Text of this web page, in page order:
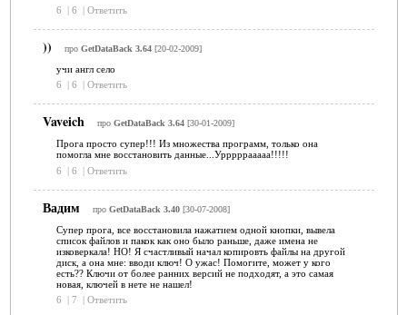
6
| 6 | Ответить
)) про GetDataBack 3.64[20-02-2009]
учи англ село
6
| 6 | Ответить
Vaveich про GetDataBack 3.64[30-01-2009]
Прога просто супер!!! Из множества программ, только она
помогла мне восстановить данные...Урррррааааа!!!!!
6
| 6 | Ответить
Вадим про GetDataBack 3.40[30-07-2008]
Супер прога, все восстановила нажатием одной кнопки, вывела
список файлов и пакок как оно было раньше, даже имена не
изковеркала! НО! Я счастливый начал копировть файлы на другой
диск, а она мне: вводи ключ! О ужас! Помогите, может у кого
есть?? Ключи от более ранних версий не подходят, а это самая
новая, ключей в нете не нашел!
6
| 7 | Ответить